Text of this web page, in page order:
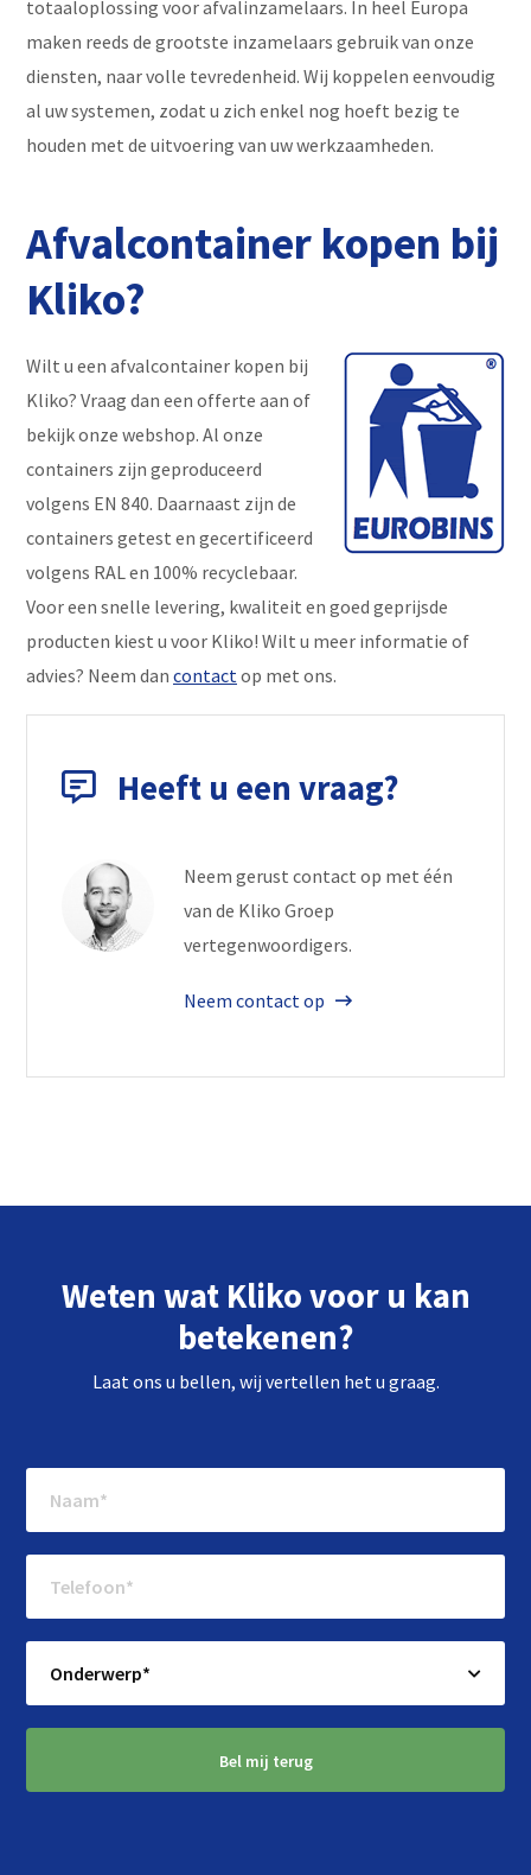
totaaloplossing voor afvalinzamelaars. In heel Europa
maken reeds de grootste inzamelaars gebruik van onze
diensten, naar volle tevredenheid. Wij koppelen eenvoudig
al uw systemen, zodat u zich enkel nog hoeft bezig te
houden met de uitvoering van uw werkzaamheden.
Afvalcontainer kopen bij
Kliko?
Wilt u een afvalcontainer kopen bij
Kliko? Vraag dan een offerte aan of
bekijk onze webshop. Al onze
containers zijn geproduceerd
volgens EN 840. Daarnaast zijn de
containers getest en gecertificeerd
volgens RAL en 100% recyclebaar.
Voor een snelle levering, kwaliteit en goed geprijsde
producten kiest u voor Kliko! Wilt u meer informatie of
advies? Neem dan contact op met ons.
Heeft u een vraag?
Neem gerust contact op met één
van de Kliko Groep
vertegenwoordigers.
Neem contact op
Lonneke Kastelijn
Regio: Noord & Zuid Holland
Martijn Smits
Regio: Zuid-Nederland & Vlaanderen
Weten wat Kliko voor u kan
betekenen?
Laat ons u bellen, wij vertellen het u graag.
Bel mij terug